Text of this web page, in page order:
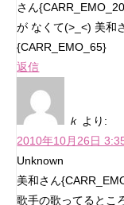
さん
が なくて(>_<) 美和
{CARR_EMO_65}
返信
ｋ より:
2010年10月26日
Unknown
美和さん
歌手の歌ってるとこ